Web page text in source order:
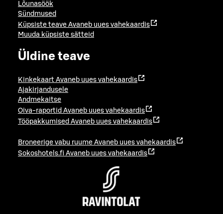
Lõunasöök
Sündmused
Küpsiste teave Avaneb uues vahekaardis
Muuda küpsiste sätteid
Üldine teave
Kinkekaart Avaneb uues vahekaardis
Ajakirjandusele
Andmekaitse
Oiva-raportid Avaneb uues vahekaardis
Tööpakkumised Avaneb uues vahekaardis
Broneerige vabu ruume Avaneb uues vahekaardis
Sokoshotels.fi Avaneb uues vahekaardis